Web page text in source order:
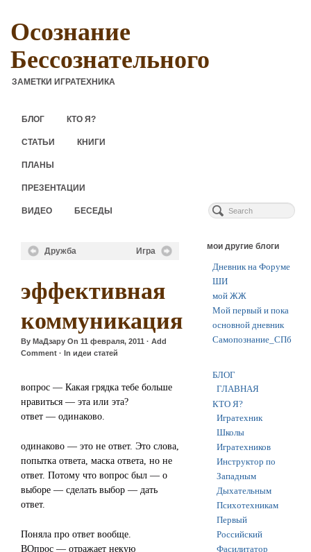
Осознание
Бессознательного
ЗАМЕТКИ ИГРАТЕХНИКА
БЛОГ КТО Я?
СТАТЬИ КНИГИ
ПЛАНЫ
ПРЕЗЕНТАЦИИ
ВИДЕО БЕСЕДЫ
Дружба Игра
эффективная
коммуникация
By МаДзару On 11 февраля, 2011 · Add
Comment · In идеи статей
вопрос — Какая грядка тебе больше
нравиться — эта или эта?
ответ — одинаково.
одинаково — это не ответ. Это слова,
попытка ответа, маска ответа, но не
ответ. Потому что вопрос был — о
выборе — сделать выбор — дать
ответ.
Поняла про ответ вообще.
ВОпрос — отражает некую
мои другие блоги
Дневник на Форуме
ШИ
мой ЖЖ
Мой первый и пока
основной дневник
Самопознание_СПб
БЛОГ
ГЛАВНАЯ
КТО Я?
Игратехник
Школы
Игратехников
Инструктор по
Западным
Дыхательным
Психотехникам
Первый
Российский
Фасилитатор